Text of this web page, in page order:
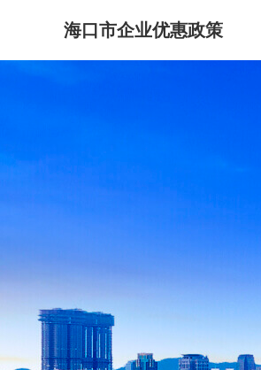
海口市企业优惠政策